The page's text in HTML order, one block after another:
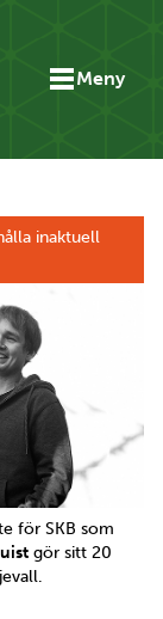
Meny
inaktuell
för SKB som
gör sitt 20